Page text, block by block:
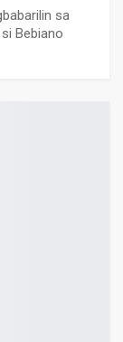
sa
Bebiano